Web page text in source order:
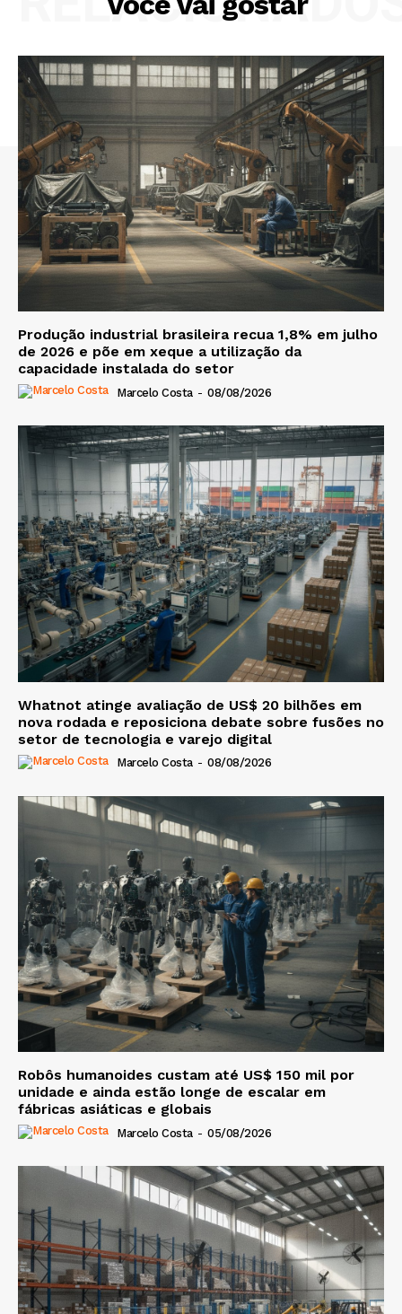
Produção industrial brasileira recua 1,8% em julho
de 2026 e põe em xeque a utilização da
capacidade instalada do setor
Marcelo Costa - 08/08/2026
Whatnot atinge avaliação de US$ 20 bilhões em
nova rodada e reposiciona debate sobre fusões no
setor de tecnologia e varejo digital
Marcelo Costa - 08/08/2026
Robôs humanoides custam até US$ 150 mil por
unidade e ainda estão longe de escalar em
fábricas asiáticas e globais
Marcelo Costa - 05/08/2026